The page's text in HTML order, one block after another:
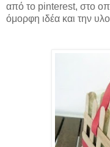
από το pinterest, στο
όμορφη ιδέα και την